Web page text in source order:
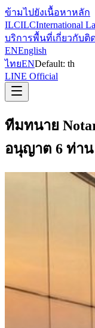
ข้ามไปยังเนื้อหาหลัก
ILCILCInternational
บริการพื้นที่เกี่ยวกับติ
ENEnglish
ไทยENDefault: th
LINE Official
ทีมทนาย
อนุญาต 6 ท่าน